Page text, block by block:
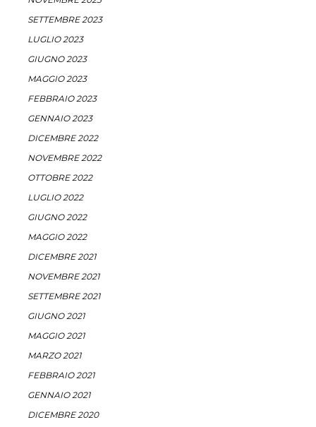
SETTEMBRE 2023
LUGLIO 2023
GIUGNO 2023
MAGGIO 2023
FEBBRAIO 2023
GENNAIO 2023
DICEMBRE 2022
NOVEMBRE 2022
OTTOBRE 2022
LUGLIO 2022
GIUGNO 2022
MAGGIO 2022
DICEMBRE 2021
NOVEMBRE 2021
SETTEMBRE 2021
GIUGNO 2021
MAGGIO 2021
MARZO 2021
FEBBRAIO 2021
GENNAIO 2021
DICEMBRE 2020